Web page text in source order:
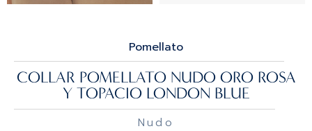
Pomellato
COLLAR POMELLATO NUDO ORO ROSA
Y TOPACIO LONDON BLUE
Nudo